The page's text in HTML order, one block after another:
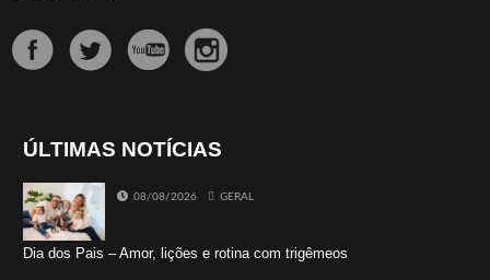
ÚLTIMAS NOTÍCIAS
08/08/2026 GERAL
Dia dos Pais – Amor, lições e rotina com trigêmeos